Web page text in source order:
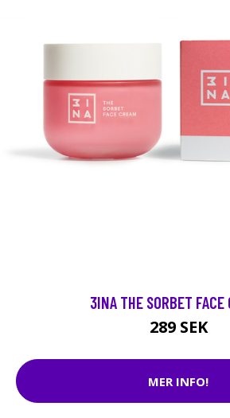
3INA THE SORBET FACE
289 SEK
MER INFO!